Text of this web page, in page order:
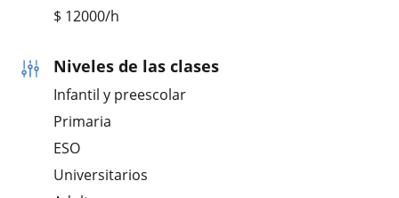
$ 12000/h
Niveles de las clases
Infantil y preescolar
Primaria
ESO
Universitarios